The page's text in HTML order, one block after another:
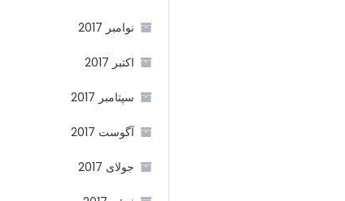
نوامبر 2017
اکتبر 2017
سپتامبر 2017
آگوست 2017
جولای 2017